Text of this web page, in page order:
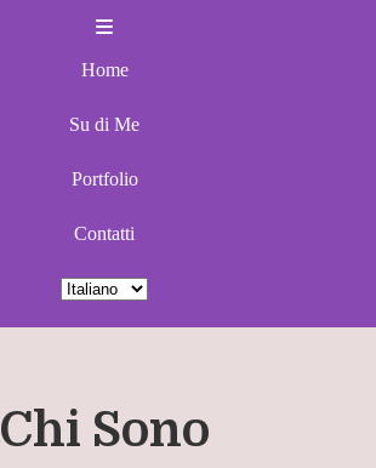
Home
Su di Me
Portfolio
Contatti
Select Language
Chi Sono